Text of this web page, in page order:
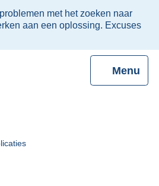
met het zoeken naar
aan een oplossing. Excuses
Menu